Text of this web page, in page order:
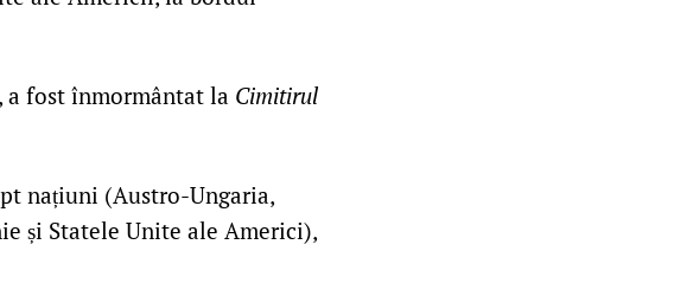
a fost înmormântat la Cimitirul
națiuni (Austro-Ungaria,
și Statele Unite ale Americi),